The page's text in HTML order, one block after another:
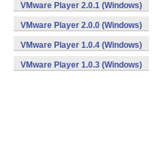
VMware Player 2.0.1 (Windows)
VMware Player 2.0.0 (Windows)
VMware Player 1.0.4 (Windows)
VMware Player 1.0.3 (Windows)